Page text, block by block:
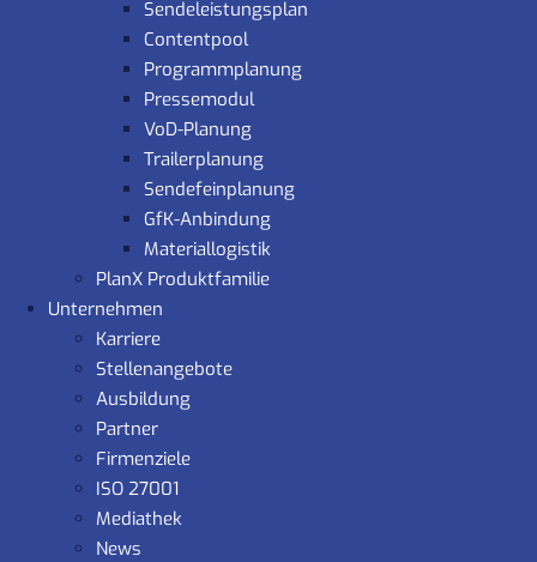
Sendeleistungsplan
Contentpool
Programmplanung
Pressemodul
VoD-Planung
Trailerplanung
Sendefeinplanung
GfK-Anbindung
Materiallogistik
PlanX Produktfamilie
Unternehmen
Karriere
Stellenangebote
Ausbildung
Partner
Firmenziele
ISO 27001
Mediathek
News